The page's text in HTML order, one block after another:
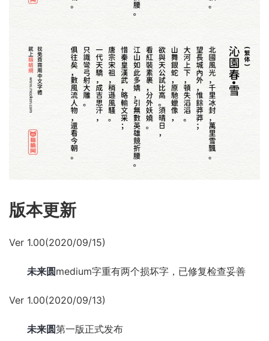
版本更新
Ver 1.00(2020/09/15)
未来圆medium字重有两个损坏字，已修复检查妥善
Ver 1.00(2020/09/13)
未来圆第一版正式发布